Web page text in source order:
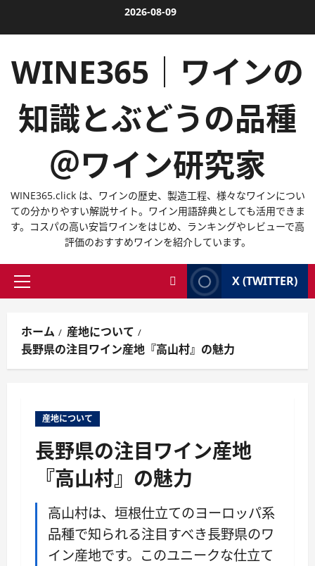
2026-08-09
WINE365｜ワインの
知識とぶどうの品種
＠ワイン研究家
WINE365.click は、ワインの歴史、製造工程、様々なワインについ
ての分かりやすい解説サイト。ワイン用語辞典としても活用できま
す。コスパの高い安旨ワインをはじめ、ランキングやレビューで高
評価のおすすめワインを紹介しています。
メ
メ
ニ
ュ
X (TWITTER)
ホーム
産地について
長野県の注目ワイン産地『高山村』の魅力
産地について
長野県の注目ワイン産地
『高山村』の魅力
高山村は、垣根仕立てのヨーロッパ系
品種で知られる注目すべき長野県のワ
イン産地です。このユニークな仕立て